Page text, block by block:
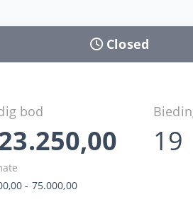
Closed
bod
19
- 75.000,00